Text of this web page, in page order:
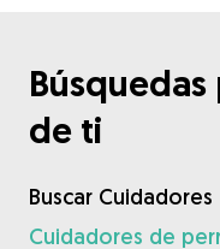
de ti
Buscar Cuidadores
Cuidadores de